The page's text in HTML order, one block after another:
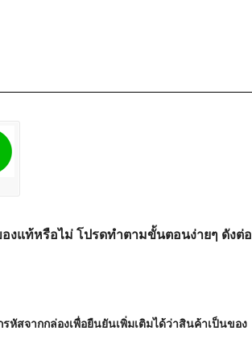
งแท้หรือไม่ โปรดทำตามขั้นตอนง่ายๆ ดังต่อ
สจากกล่องเพื่อยืนยันเพิ่มเติมได้ว่าสินค้าเป็นของ